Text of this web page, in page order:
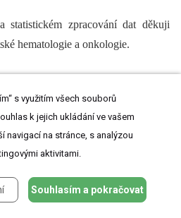
zpracování dat děkuji
hematologie a onkologie.
onkologie
s využitím všech souborů
k jejich ukládání ve vašem
navigací na stránce, s analýzou
aktivitami.
Souhlasím a pokračovat